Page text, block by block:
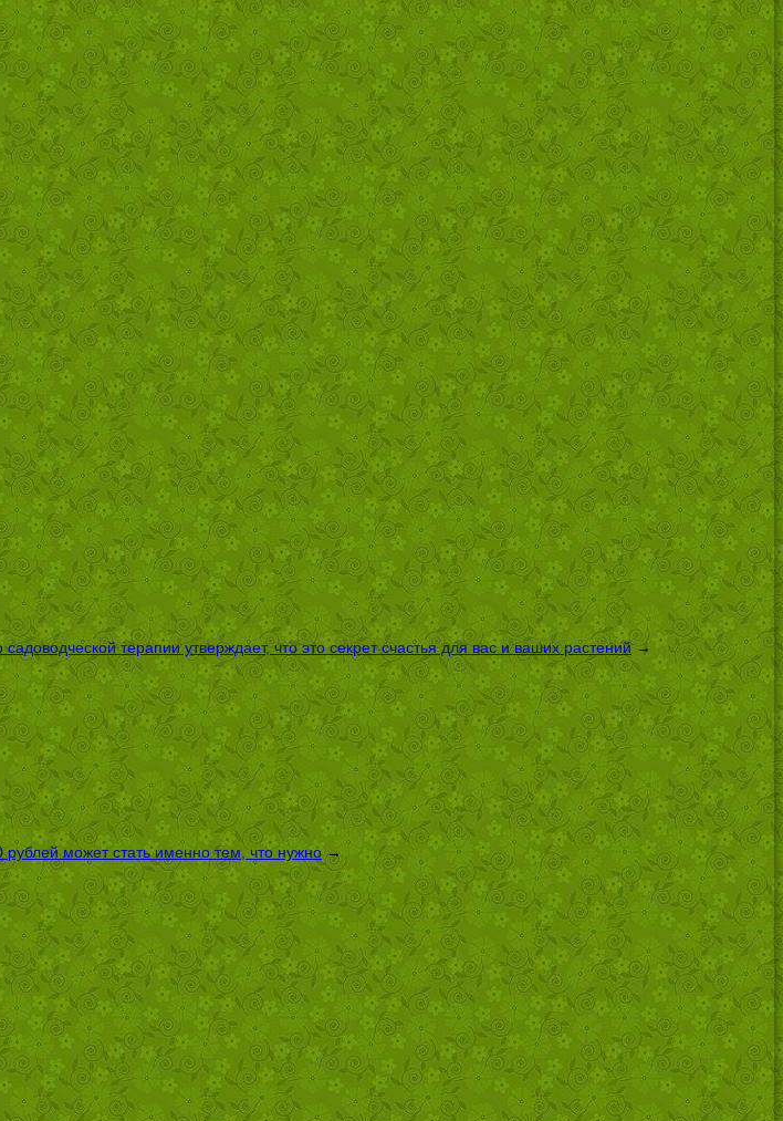
терапии утверждает, что это секрет счастья для вас и ваших растений→
может стать именно тем, что нужно→